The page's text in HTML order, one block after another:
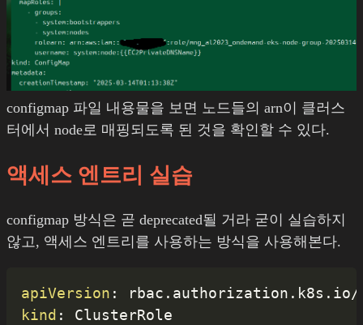
configmap 파일 내용물을 보면 노드들의 arn이 클러스
터에서 node로 매핑되도록 된 것을 확인할 수 있다.
액세스 엔트리 실습
configmap 방식은 곧 deprecated될 거라 굳이 실습하지
않고, 액세스 엔트리를 사용하는 방식을 사용해본다.
apiVersion :
kind :